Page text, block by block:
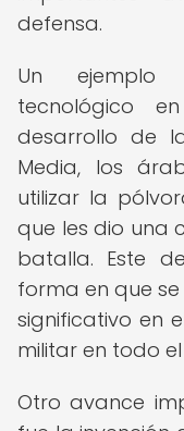
defensa.
Un ejemplo
tecnológico
desarrollo de
Media, los
utilizar la
que les dio una
batalla. Este
forma en que
significativo en
militar en todo
Otro avance